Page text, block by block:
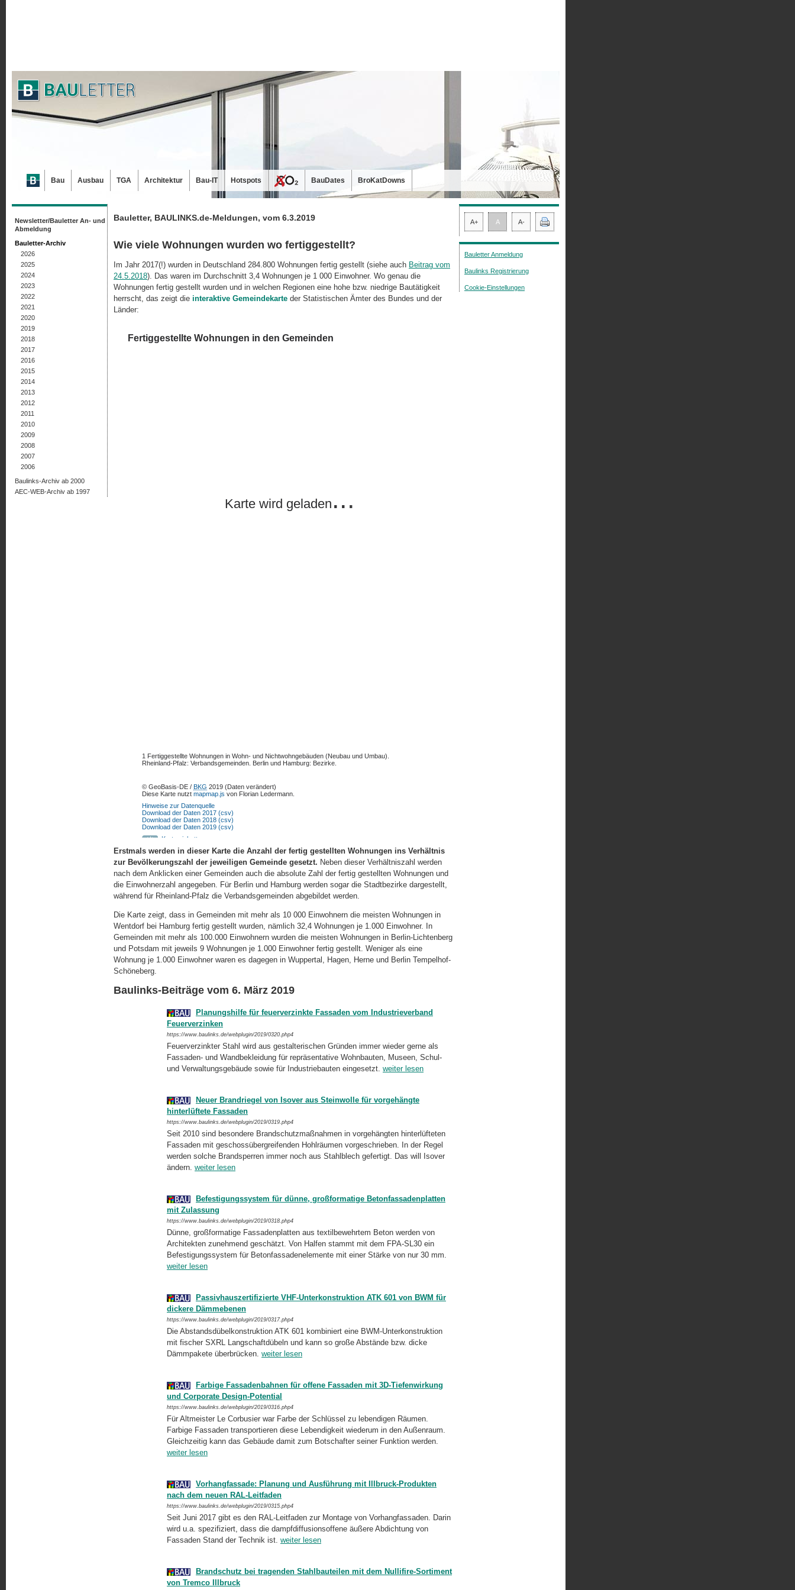
Bauletter, BAULINKS.de-Meldungen, vom 6.3.2019
Wie viele Wohnungen wurden wo fertiggestellt?
Im Jahr 2017(!) wurden in Deutschland 284.800 Wohnungen fertig gestellt (siehe auch Beitrag vom
24.5.2018). Das waren im Durchschnitt 3,4 Wohnungen je 1 000 Ein­woh­ner. Wo genau die
Wohnungen fertig gestellt wurden und in welchen Regionen eine hohe bzw. niedrige Bautätigkeit
herrscht, das zeigt die interaktive Gemeindekarte der Statistischen Ämter des Bundes und der
Länder:
Erstmals werden in dieser Karte die Anzahl der fertig gestellten Wohnungen ins Verhältnis
zur Bevölkerungszahl der jeweiligen Gemeinde gesetzt. Neben dieser Verhältniszahl werden
nach dem Anklicken einer Gemeinden auch die absolute Zahl der fertig gestellten Wohnungen und
die Einwohnerzahl angegeben. Für Berlin und Hamburg werden sogar die Stadtbezirke dargestellt,
während für Rheinland-Pfalz die Verbandsgemeinden abgebildet werden.
Die Karte zeigt, dass in Gemeinden mit mehr als 10 000 Einwohnern die meisten Woh­nun­gen in
Wentdorf bei Hamburg fertig gestellt wurden, nämlich 32,4 Wohnungen je 1.000 Einwohner. In
Gemeinden mit mehr als 100.000 Einwohnern wurden die meisten Wohnungen in Berlin-Lichtenberg
und Potsdam mit jeweils 9 Wohnungen je 1.000 Ein­woh­ner fertig gestellt. Weniger als eine
Wohnung je 1.000 Einwohner waren es da­ge­gen in Wuppertal, Hagen, Herne und Berlin Tempelhof-
Schöneberg.
Baulinks-Beiträge vom 6. März 2019
Planungshilfe für feuerverzinkte Fassaden vom Industrieverband
Feuerverzinken
https://www.baulinks.de/webplugin/2019/0320.php4
Feuerverzinkter Stahl wird aus gestalterischen Gründen immer wieder gerne als
Fassaden- und Wandbekleidung für repräsentative Wohn­bau­ten, Museen, Schul-
und Verwaltungsgebäude sowie für Industriebauten eingesetzt. weiter lesen
Neuer Brandriegel von Isover aus Steinwolle für vorgehängte
hinterlüftete Fassaden
https://www.baulinks.de/webplugin/2019/0319.php4
Seit 2010 sind besondere Brandschutzmaßnahmen in vorgehängten hin­ter­lüf­te­ten
Fassaden mit geschossübergreifenden Hohlräumen vor­ge­schrie­ben. In der Regel
werden solche Brandsperren immer noch aus Stahlblech gefertigt. Das will Isover
ändern. weiter lesen
Befestigungssystem für dünne, großformatige Betonfassadenplatten
mit Zulassung
https://www.baulinks.de/webplugin/2019/0318.php4
Dünne, großformatige Fassadenplatten aus textilbewehrtem Beton wer­den von
Architekten zunehmend geschätzt. Von Halfen stammt mit dem FPA-SL30 ein
Befestigungssystem für Betonfassadenelemente mit einer Stärke von nur 30 mm.
weiter lesen
Passivhauszertifizierte VHF-Unterkonstruktion ATK 601 von BWM für
dickere Dämmebenen
https://www.baulinks.de/webplugin/2019/0317.php4
Die Abstandsdübelkonstruktion ATK 601 kombiniert eine BWM-Unter­kon­struk­tion
mit fischer SXRL Langschaftdübeln und kann so große Abstände bzw. dicke
Dämmpakete überbrücken. weiter lesen
Farbige Fassadenbahnen für offene Fassaden mit 3D-Tiefenwirkung
und Corporate Design-Potential
https://www.baulinks.de/webplugin/2019/0316.php4
Für Altmeister Le Corbusier war Farbe der Schlüssel zu lebendigen Räu­men.
Farbige Fassaden transportieren diese Lebendigkeit wiederum in den Außen­raum.
Gleichzeitig kann das Gebäude damit zum Botschafter seiner Funktion werden.
weiter lesen
Vorhangfassade: Planung und Ausführung mit Illbruck-Produkten
nach dem neuen RAL-Leitfaden
https://www.baulinks.de/webplugin/2019/0315.php4
Seit Juni 2017 gibt es den RAL-Leitfaden zur Montage von Vorhang­fas­sa­den. Darin
wird u.a. spezifiziert, dass die dampfdiffusionsoffene äußere Abdichtung von
Fassaden Stand der Technik ist. weiter lesen
Brandschutz bei tragenden Stahlbauteilen mit dem Nullifire-Sortiment
von Tremco Illbruck
Newsletter/Bauletter An- und
Abmeldung
Bauletter-Archiv
2026
2025
2024
2023
2022
2021
2020
2019
2018
2017
2016
2015
2014
2013
2012
2011
2010
2009
2008
2007
2006
Baulinks-Archiv ab 2000
AEC-WEB-Archiv ab 1997
A+ A A-
Bauletter Anmeldung
Baulinks Registrierung
Cookie-Einstellungen
Bau Ausbau TGA Architektur Bau-IT Hotspots BauDates BroKatDowns